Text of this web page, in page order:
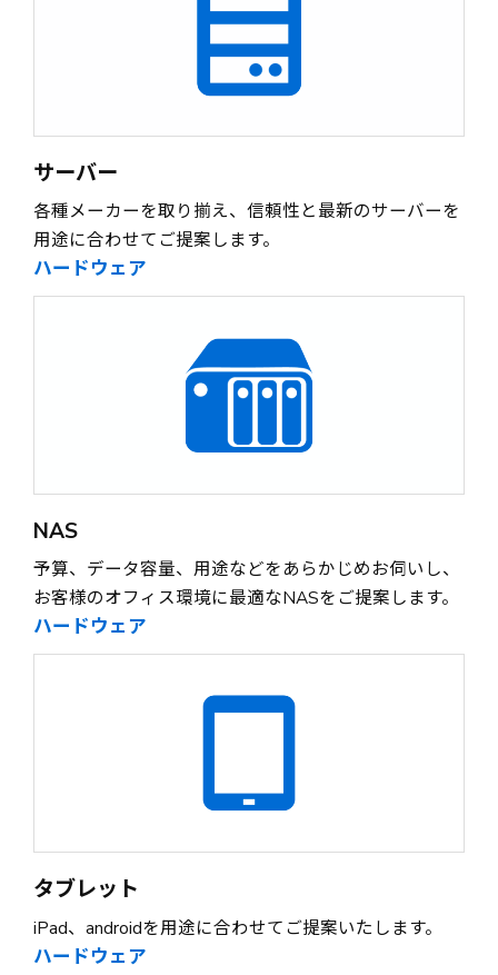
サーバー
各種メーカーを取り揃え、信頼性と最新のサーバーを
用途に合わせてご提案します。
ハードウェア
NAS
予算、データ容量、用途などをあらかじめお伺いし、
お客様のオフィス環境に最適なNASをご提案します。
ハードウェア
タブレット
iPad、androidを用途に合わせてご提案いたします。
ハードウェア